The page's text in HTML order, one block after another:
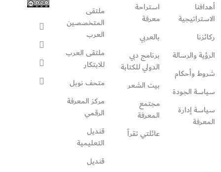
أهدافنا
الاستراتيجية
ركائزنا
الرؤية والرسالة
شروط وأحكام
سياسة الجودة
سياسة إدارة
المعرفة
استراحة
معرفة
بالعربي
برنامج دبي
الدولي للكتابة
بيت الشعر
مجتمع
المعرفة
عائلتي تقرأ‎
ملتقى
المتخصصين
العرب
ملتقى العرب
للابتكار
متحف نوبل
مركز المعرفة
الرقمي
قنديل
التعليمية
قنديل